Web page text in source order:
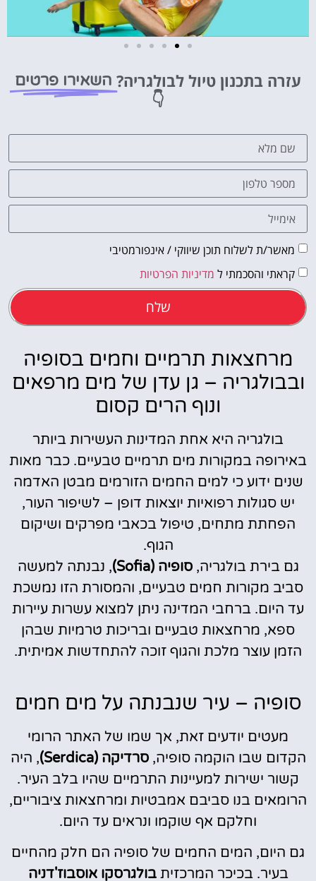
מציאת
לחצו
עזרה בתכנון טיול לבולגריה? השאירו פרטים
👇
מאשר/ת לשלוח תוכן שיווקי / אינפורמטיבי
קראתי והסכמתי ל מדיניות הפרטיות
שלח
מרחצאות תרמיים וחמים בסופיה
ובבולגריה – גן עדן של מים מרפאים
ונוף הרים קסום
בולגריה היא אחת המדינות העשירות ביותר
באירופה במקורות מים תרמיים טבעיים. כבר מאות
שנים ידוע כי למים החמים הזורמים מבטן האדמה
יש סגולות רפואיות יוצאות דופן – לשיפור העור,
הפחתת מתחים, טיפול בכאבי מפרקים ושיקום
הגוף.
גם בירת בולגריה,סופיה (Sofia)
, נבנתה למעשה
סביב מקורות חמים טבעיים, והמסורת הזו נמשכת
עד היום. ברחבי המדינה ניתן למצוא עשרות עיירות
ספא, מרחצאות טבעיים ובריכות טרמיות שבהן
הזמן עוצר מלכת והגוף זוכה להתחדשות אמיתית.
סופיה – עיר שנבנתה על מים חמים
מעטים יודעים זאת, אך שמו של האתר הרומי
הקדום שבו הוקמה סופיה,סרדיקה (Serdica)
, היה
קשור ישירות למעיינות התרמיים שהיו בלב העיר.
הרומאים בנו סביבם אמבטיות ומרחצאות ציבוריים,
וחלקם אף שוקמו ונראים עד היום.
גם היום, המים החמים של סופיה הם חלק מהחיים
בעיר. בכיכר המרכזיתבולגרסקו אוסבוז'דניה